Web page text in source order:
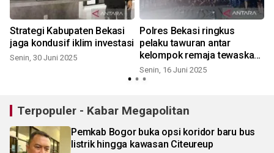
Strategi Kabupaten Bekasi
jaga kondusif iklim investasi
Senin, 30 Juni 2025
Polres Bekasi ringkus
pelaku tawuran antar
kelompok remaja tewaskan
anggota karang taruna
Senin, 16 Juni 2025
Terpopuler - Kabar Megapolitan
Pemkab Bogor buka opsi koridor baru bus
listrik hingga kawasan Citeureup